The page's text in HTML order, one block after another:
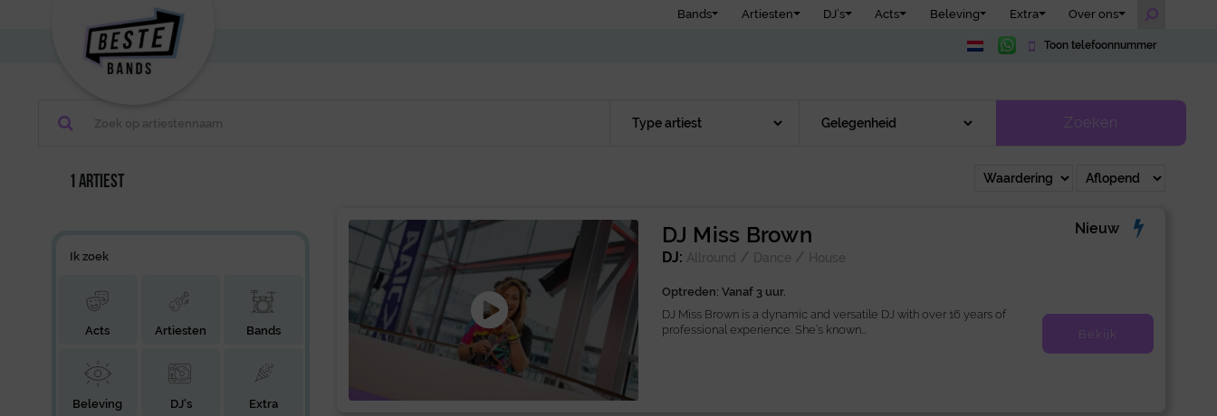
Bands Artiesten DJ’s Acts Beleving Extra Over ons
Toon telefoonnummer
Zoeken
1 artiest
Ik zoek
Acts Artiesten Bands
Beleving DJ's Extra
DJ Miss Brown
Nieuw
DJ: Allround / Dance / House
Optreden: Vanaf 3 uur.
DJ Miss Brown is a dynamic and versatile DJ with over 16 years of
professional experience. She’s known...
Bekijk